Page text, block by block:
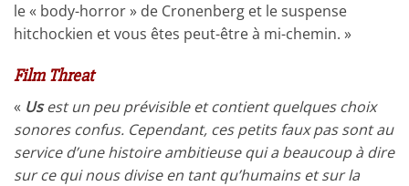
le « body-horror » de Cronenberg et le suspense
hitchockien et vous êtes peut-être à mi-chemin. »
Film Threat
« Usest un peu prévisible et contient quelques choix
sonores confus. Cependant, ces petits faux pas sont au
service d’une histoire ambitieuse qui a beaucoup à dire
sur ce qui nous divise en tant qu’humains et sur la